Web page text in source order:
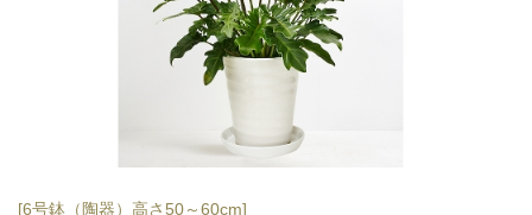
[6号鉢（陶器）高さ50～60cm]